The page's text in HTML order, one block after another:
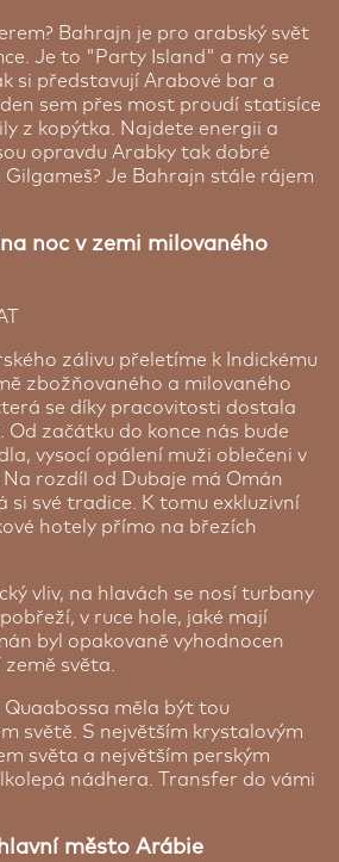
Bahrajn je pro arabský svět
Je to "Party Island" a my se
si představují Arabové bar a
sem přes most proudí statisíce
z kopýtka. Najdete energii a
opravdu Arabky tak dobré
Je Bahrajn stále rájem
noc v zemi milovaného
zálivu přeletíme k Indickému
zbožňovaného a milovaného
se díky pracovitosti dostala
Od začátku do konce nás bude
vysocí opálení muži oblečeni v
Na rozdíl od Dubaje má Omán
si své tradice. K tomu exkluzivní
hotely přímo na březích
vliv, na hlavách se nosí turbany
v ruce hole, jaké mají
byl opakovaně vyhodnocen
světa.
měla být tou
světě. S největším krystalovým
světa a největším perským
nádhera. Transfer do vámi
město Arábie